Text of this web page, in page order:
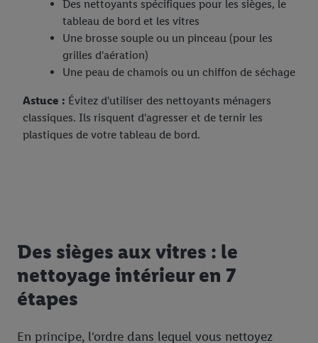
Des nettoyants spécifiques pour les sièges, le
tableau de bord et les vitres
Une brosse souple ou un pinceau (pour les
grilles d'aération)
Une peau de chamois ou un chiffon de séchage
Astuce : Évitez d'utiliser des nettoyants ménagers
classiques. Ils risquent d'agresser et de ternir les
plastiques de votre tableau de bord.
Des sièges aux vitres : le
nettoyage intérieur en 7
étapes
En principe, l'ordre dans lequel vous nettoyez